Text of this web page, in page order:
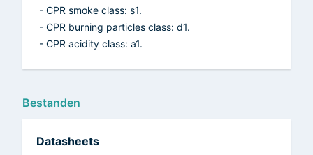
- CPR smoke class: s1.
- CPR burning particles class: d1.
- CPR acidity class: a1.
Bestanden
Datasheets